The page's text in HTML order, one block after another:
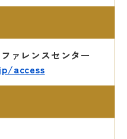
ァレンスセンター
access